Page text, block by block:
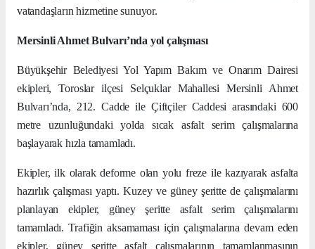
vatandaşların hizmetine sunuyor.
Mersinli Ahmet Bulvarı’nda yol çalışması
Büyükşehir Belediyesi Yol Yapım Bakım ve Onarım Dairesi
ekipleri, Toroslar ilçesi Selçuklar Mahallesi Mersinli Ahmet
Bulvarı’nda, 212. Cadde ile Çiftçiler Caddesi arasındaki 600
metre uzunluğundaki yolda sıcak asfalt serim çalışmalarına
başlayarak hızla tamamladı.
Ekipler, ilk olarak deforme olan yolu freze ile kazıyarak asfalta
hazırlık çalışması yaptı. Kuzey ve güney şeritte de çalışmalarını
planlayan ekipler, güney şeritte asfalt serim çalışmalarını
tamamladı. Trafiğin aksamaması için çalışmalarına devam eden
ekipler, güney şeritte asfalt çalışmalarının tamamlanmasının